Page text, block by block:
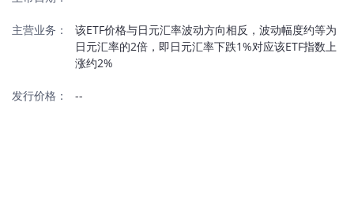
主营业务：
该ETF价格与日元汇率波动方向相反，波动幅度约等为
日元汇率的2倍，即日元汇率下跌1%对应该ETF指数上
涨约2%
发行价格： --